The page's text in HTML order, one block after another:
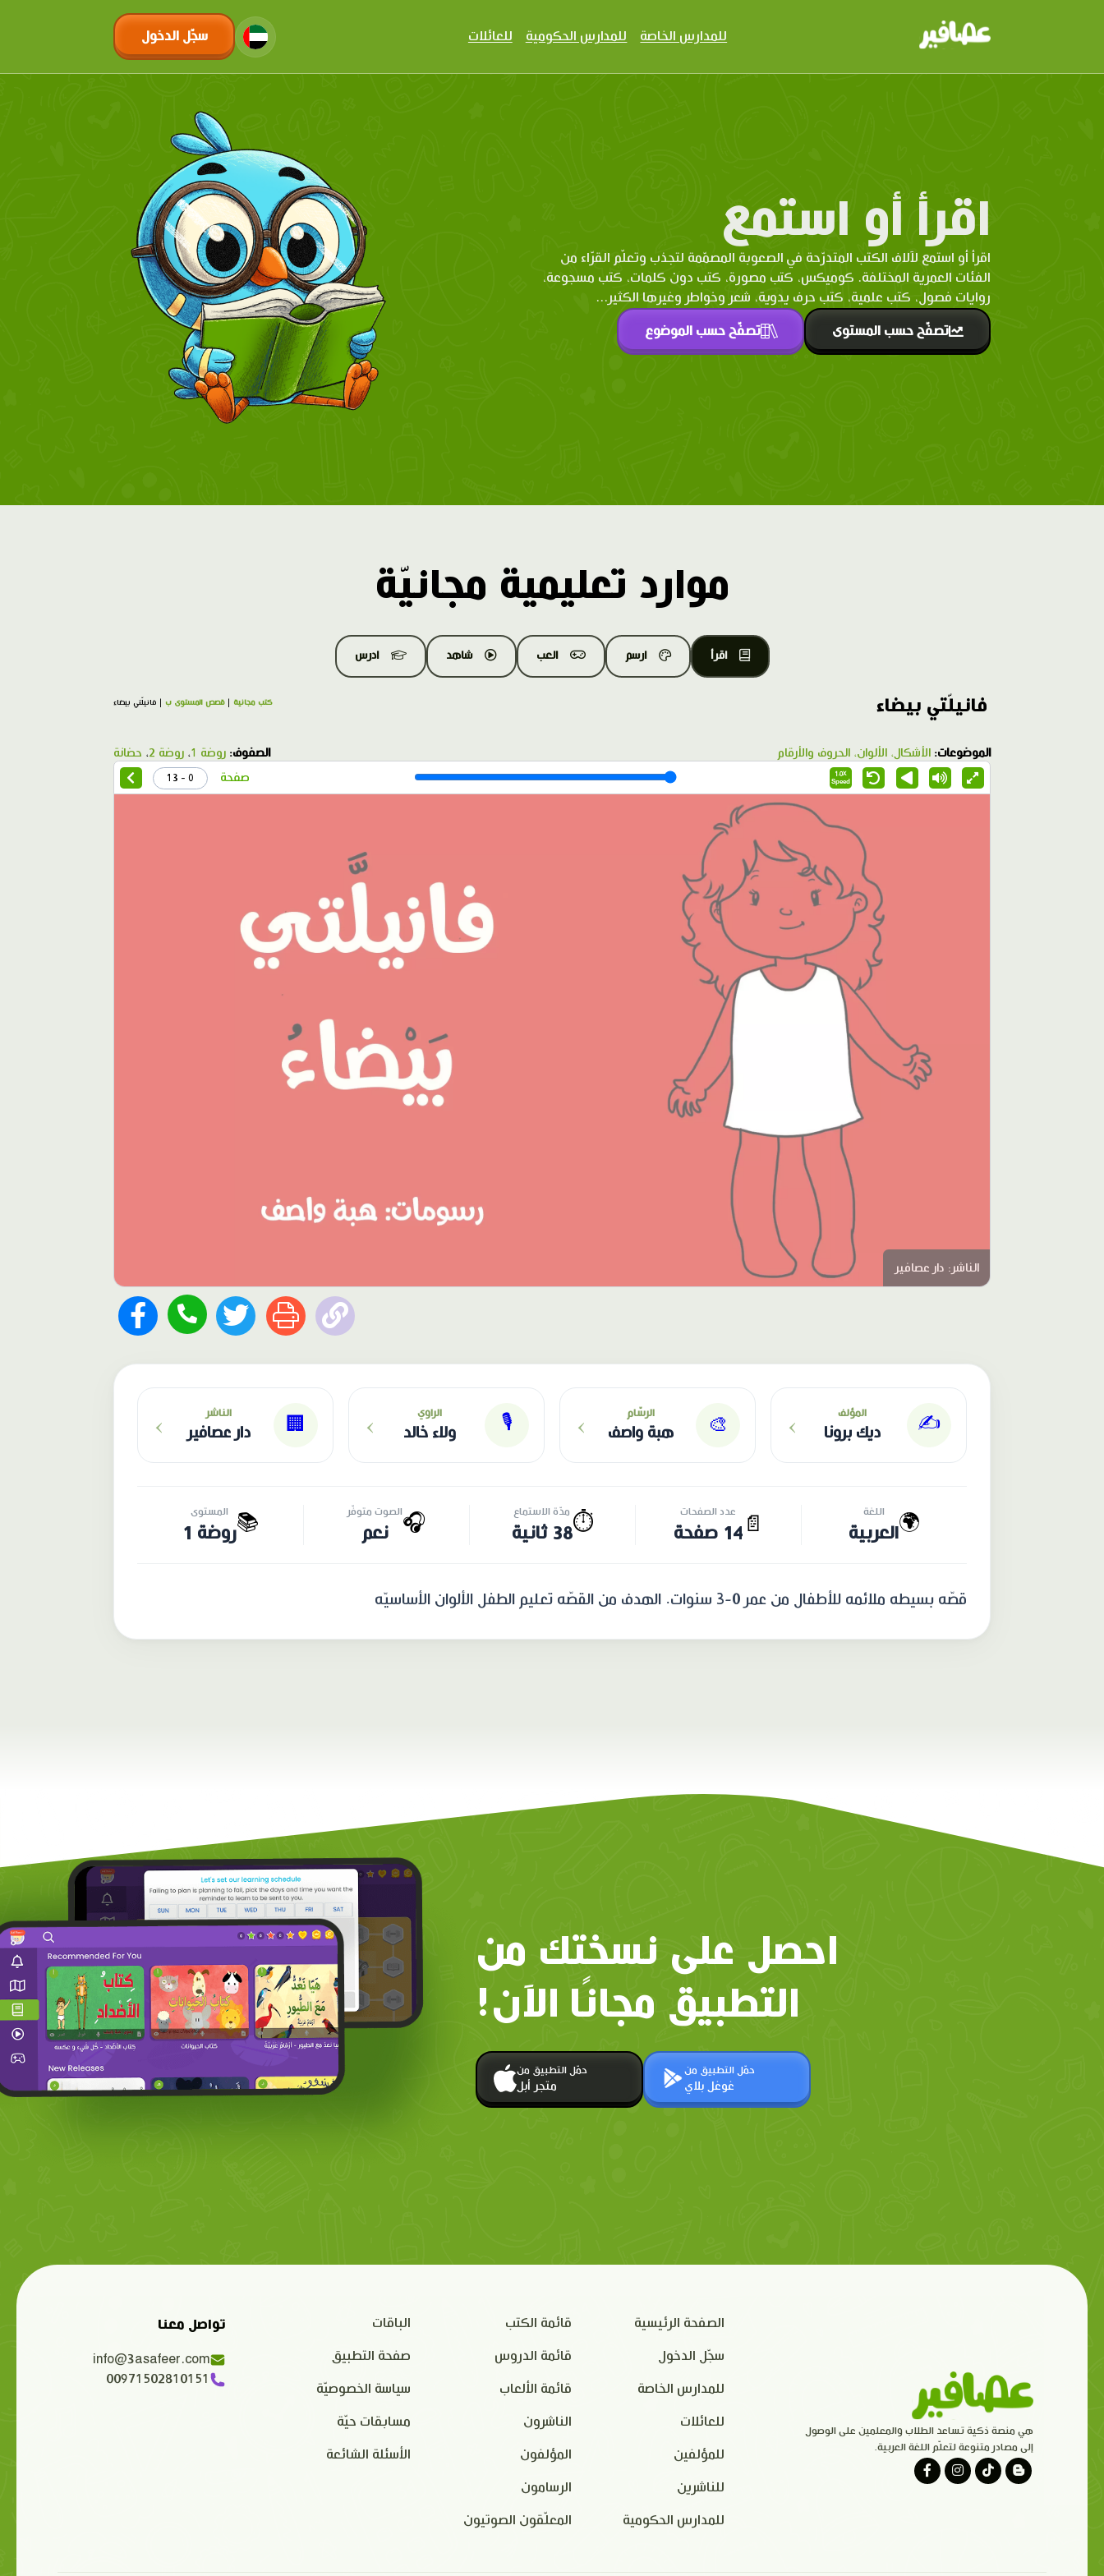
للمدارس الخاصة للمدارس الحكومية للعائلات سجّل الدخول
اقرأ أو استمع
اقرأ أو استمع لآلاف الكتب المتدرّحة في الصعوبة المصمّمة لتجذب وتعلّم القرّاء من
الفئات العمرية المختلفة. كوميكس، كتب مصورة، كتب دون كلمات، كتب مسجوعة،
روايات فصول، كتب علمية، كتب حرف يدوية، شعر وخواطر وغيرها الكثير...
تصفّح حسب المستوى تصفّح حسب الموضوع
موارد تعليمية مجانيّة
اقرأ ارسم العب شاهد ادرس
فانيلّتي بيضاء كتب مجانية |قصص المستوى ب | فانيلّتي بيضاء
الموضوعات: الأشكال، الألوان، الحروف والأرقام الصفوف: روضة 1 ، روضة 2 ، حضانة
1.0X
Speed
صفحة 0 - 13
الناشر: دار عصافير
✍️ المؤلف
ديك برونا ›
🎨
الرسّام
هبة واصف ›
🎙 الراوي
ولاء خالد ›
🏢
الناشر
دار عصافير ›
🌍 اللغة
العربية 📄
عدد الصفحات
14 صفحة ⏱️ مدّة الاستماع
38 ثانية 🎧الصوت متوفّر
نعم 📚 المستوى
روضة 1
قصّه بسيطه ملائمه للأطفال من عمر 0-3 سنوات. الهدف من القصّه تعليم الطفل الألوان الأساسيّه
احصل على نسختك من
التطبيق مجانًا الآن!
حمّل التطبيق من
متجر أبل
حمّل التطبيق من
غوغل بلاي
هي منصة ذكية تساعد الطلاب والمعلمين على الوصول
إلى مصادر متنوعة لتعلّم اللغة العربية.
الصفحة الرئيسية
سجّل الدخول
للمدارس الخاصة
للعائلات
للمؤلفين
للناشرين
للمدارس الحكومية
قائمة الكتب
قائمة الدروس
قائمة الألعاب
الناشرون
المؤلفون
الرسامون
المعلّقون الصوتيون
الباقات
صفحة التطبيق
سياسة الخصوصيّة
مسابقات حيّة
الأسئلة الشائعة
تواصل معنا
info@3asafeer.com
00971502810151